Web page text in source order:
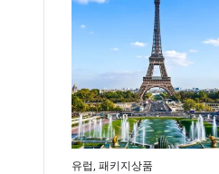
유럽,패키지상품